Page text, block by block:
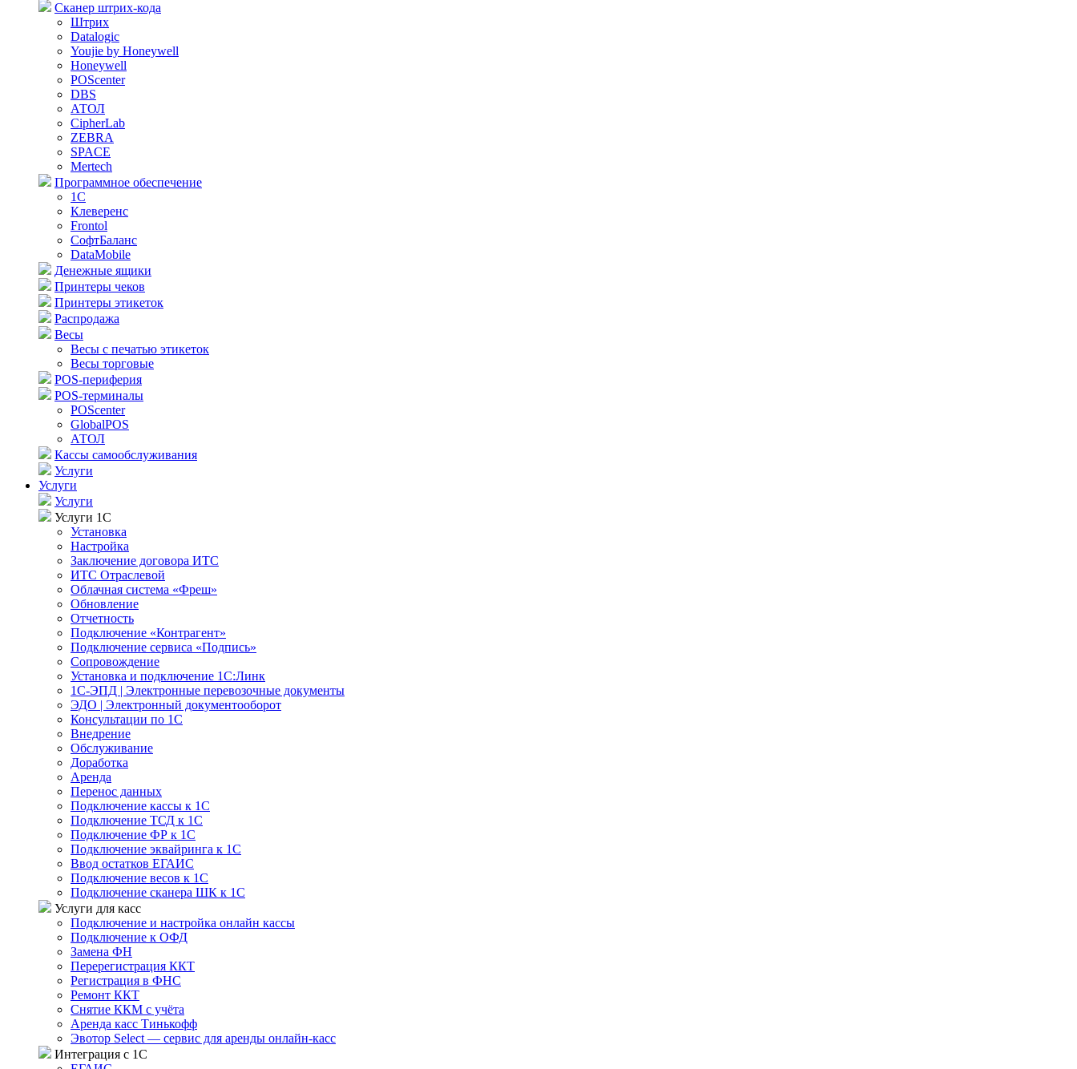
Сканер штрих-кода
Штрих
Datalogic
Youjie by Honeywell
Honeywell
POScenter
DBS
АТОЛ
CipherLab
ZEBRA
SPACE
Mertech
Программное обеспечение
1С
Клеверенс
Frontol
СофтБаланс
DataMobile
Денежные ящики
Принтеры чеков
Принтеры этикеток
Распродажа
Весы
Весы с печатью этикеток
Весы торговые
POS-периферия
POS-терминалы
POScenter
GlobalPOS
АТОЛ
Кассы самообслуживания
Услуги
Услуги
Услуги
Услуги 1С
Установка
Настройка
Заключение договора ИТС
ИТС Отраслевой
Облачная система «Фреш»
Обновление
Отчетность
Подключение «Контрагент»
Подключение сервиса «Подпись»
Сопровождение
Установка и подключение 1С:Линк
1С-ЭПД | Электронные перевозочные документы
ЭДО | Электронный документооборот
Консультации по 1С
Внедрение
Обслуживание
Доработка
Аренда
Перенос данных
Подключение кассы к 1С
Подключение ТСД к 1С
Подключение ФР к 1С
Подключение эквайринга к 1С
Ввод остатков ЕГАИС
Подключение весов к 1С
Подключение сканера ШК к 1С
Услуги для касс
Подключение и настройка онлайн кассы
Подключение к ОФД
Замена ФН
Перерегистрация ККТ
Регистрация в ФНС
Ремонт ККТ
Снятие ККМ с учёта
Аренда касс Тинькофф
Эвотор Select — сервис для аренды онлайн-касс
Интеграция с 1С